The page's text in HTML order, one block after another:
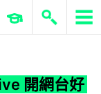
開網台好容易
ERP 與商業 AI
開網台好